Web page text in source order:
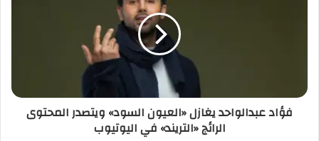
فؤاد عبدالواحد يغازل «العيون السود» ويتصدر المحتوى
الرائج «التريند» في اليوتيوب